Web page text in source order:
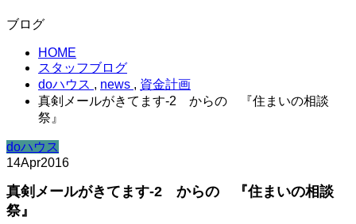
ブログ
HOME
スタッフブログ
doハウス , news , 資金計画
真剣メールがきてます-2 からの 『住まいの相談
祭』
doハウス
14Apr2016
真剣メールがきてます-2 からの 『住まいの相談
祭』